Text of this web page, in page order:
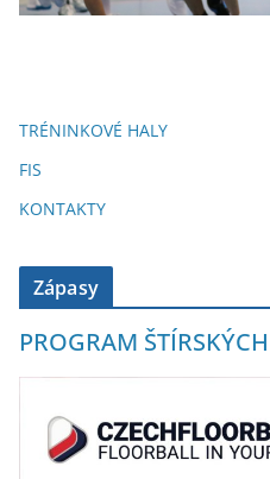
TRÉNINKOVÉ HALY
FIS
KONTAKTY
Zápasy
PROGRAM ŠTÍRSKÝCH